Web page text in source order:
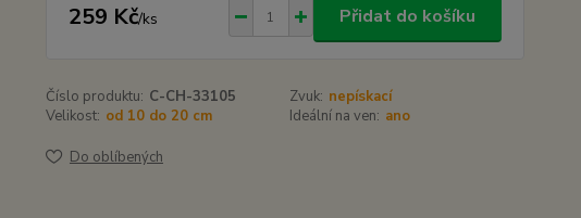
259 Kč/ks Přidat do košíku
Číslo produktu: C-CH-33105 Zvuk: nepískací
Velikost: od 10 do 20 cm Ideální na ven: ano
Do oblíbených